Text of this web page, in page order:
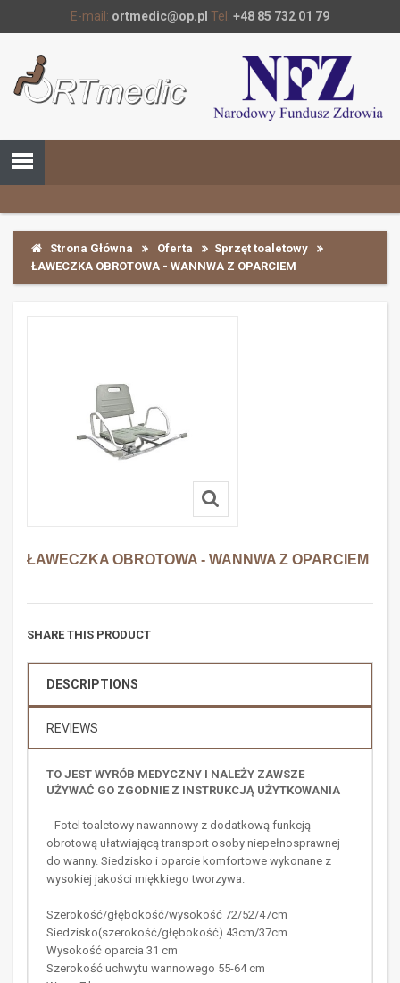
E-mail: ortmedic@op.pl Tel: +48 85 732 01 79
Strona Główna Oferta
Sprzęt toaletowy
ŁAWECZKA OBROTOWA - WANNWA Z OPARCIEM
ŁAWECZKA OBROTOWA - WANNWA Z OPARCIEM
SHARE THIS PRODUCT
DESCRIPTIONS
REVIEWS
TO JEST WYRÓB MEDYCZNY I NALEŻY ZAWSZE
UŻYWAĆ GO ZGODNIE Z INSTRUKCJĄ UŻYTKOWANIA
Fotel toaletowy nawannowy z dodatkową funkcją
obrotową ułatwiającą transport osoby niepełnosprawnej
do wanny. Siedzisko i oparcie komfortowe wykonane z
wysokiej jakości miękkiego tworzywa.
Szerokość/głębokość/wysokość 72/52/47cm
Siedzisko(szerokość/głębokość) 43cm/37cm
Wysokość oparcia 31 cm
Szerokość uchwytu wannowego 55-64 cm